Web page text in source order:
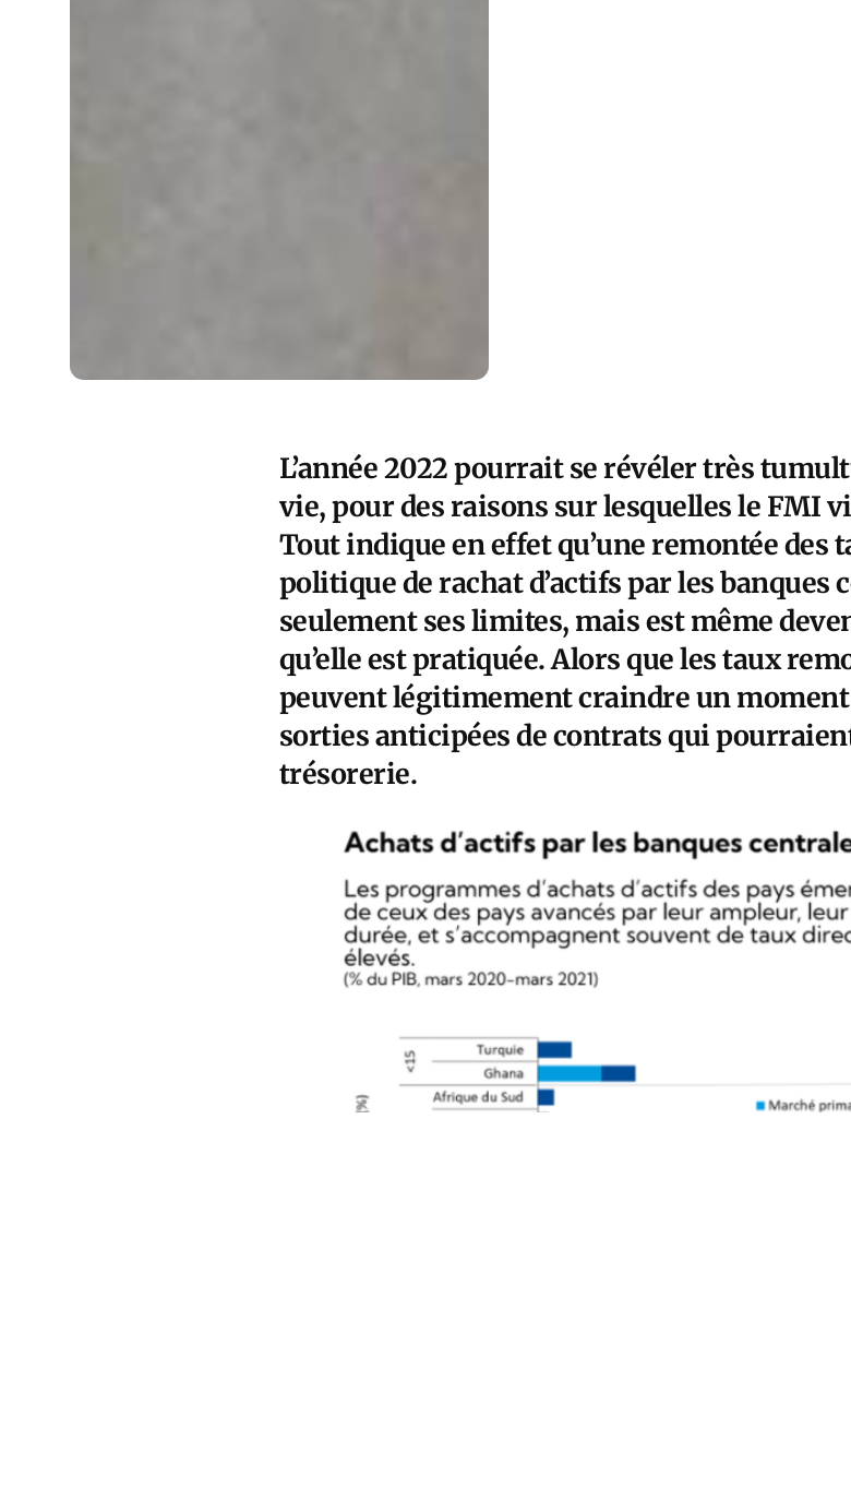
L’année 2022 pourrait se révéler très
vie, pour des raisons sur lesquelles le FMI
Tout indique en effet qu’une remontée des
politique de rachat d’actifs par les banques
seulement ses limites, mais est même
qu’elle est pratiquée. Alors que les taux
peuvent légitimement craindre un
sorties anticipées de contrats qui
trésorerie.